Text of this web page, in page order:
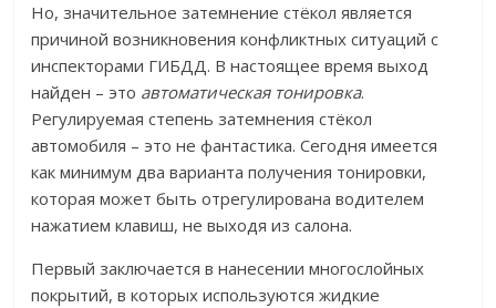
Но, значительное затемнение стёкол является
причиной возникновения конфликтных ситуаций с
инспекторами ГИБДД. В настоящее время выход
найден – это автоматическая тонировка.
Регулируемая степень затемнения стёкол
автомобиля – это не фантастика. Сегодня имеется
как минимум два варианта получения тонировки,
которая может быть отрегулирована водителем
нажатием клавиш, не выходя из салона.
Первый заключается в нанесении многослойных
покрытий, в которых используются жидкие